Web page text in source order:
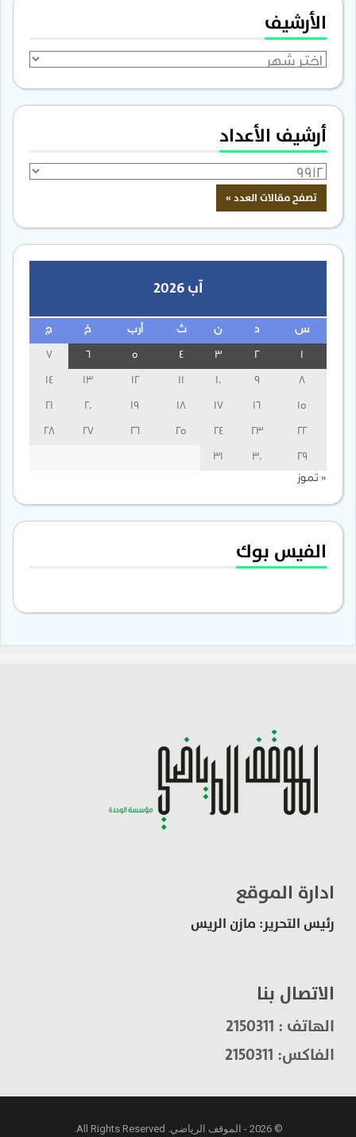
الأرشيف
الأرشيف
أرشيف الأعداد
آب 2026
س ن ث أرب خ ج
3
13
14
15
16
17
18
19
20
21
22
23
24
25
26
27
28
29
30
31
« تموز
الفيس بوك
ادارة الموقع
رئيس التحرير: مازن الريس
الاتصال بنا
الهاتف : 2150311
الفاكس: 2150311
© 2026 - الموقف الرياضي. All Rights Reserved.